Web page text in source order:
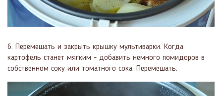
6. Перемешать и закрыть крышку мультиварки. Когда
картофель станет мягким - добавить немного помидоров в
собственном соку или томатного сока. Перемешать.